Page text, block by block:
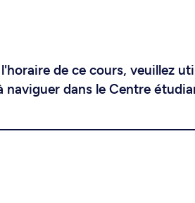
de ce cours, veuillez
dans le Centre